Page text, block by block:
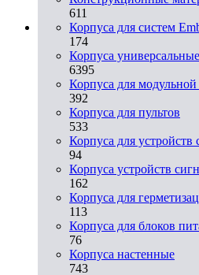
611
Корпуса для систем
174
Корпуса универсальные
6395
Корпуса для
392
Корпуса для пультов
533
Корпуса для устройств
94
Корпуса устройств
162
Корпуса для
113
Корпуса для блоков
76
Корпуса настенные
743